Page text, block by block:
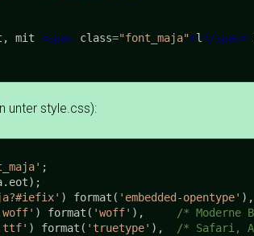
mit <span class="font_maja">l</span>
unter style.css):
;
) format( 'embedded-opentype'
) format( 'woff'
/* Moderne
) format( 'truetype'
/* Safari,